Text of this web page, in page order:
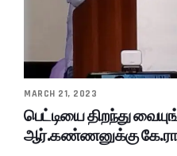
MARCH 21, 2023
பெட்டியை திறந்து
ஆர்.கண்ணனுக்கு